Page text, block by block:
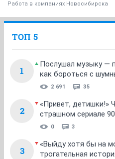
Работа в компаниях Новосибирска
ТОП 5
1
Послушал музыку —
как бороться с
2 691 35
2
«Привет, детишки!»
страшном сериале
0 3
3
«Выйду хотя бы на
трогательная